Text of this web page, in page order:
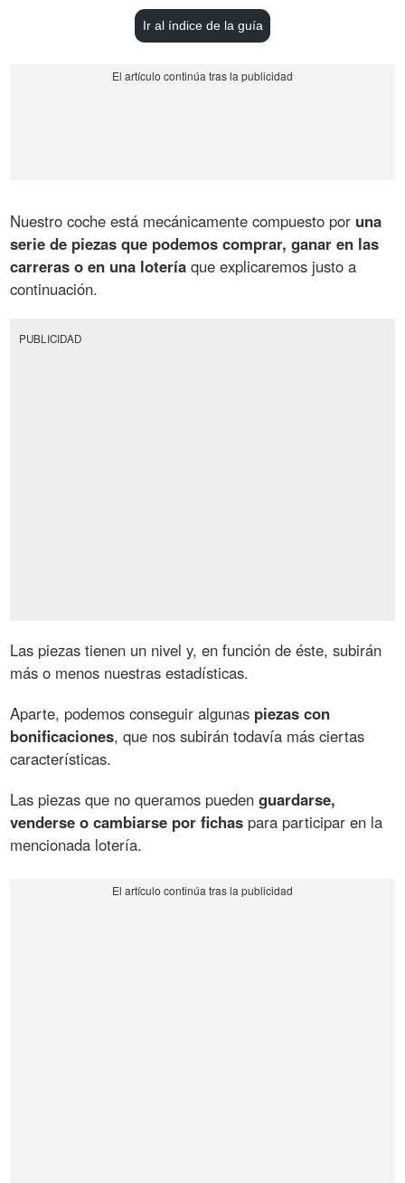
Ir al índice de la guía
Nuestro coche está mecánicamente compuesto por una
serie de piezas que podemos comprar, ganar en las
carreras o en una lotería que explicaremos justo a
continuación.
PUBLICIDAD
Las piezas tienen un nivel y, en función de éste, subirán
más o menos nuestras estadísticas.
Aparte, podemos conseguir algunas piezas con
bonificaciones, que nos subirán todavía más ciertas
características.
Las piezas que no queramos puedenguardarse,
venderse o cambiarse por fichas para participar en la
mencionada lotería.